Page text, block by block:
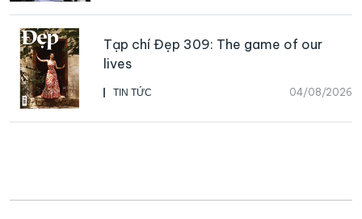
TIN TỨC 04/08/2026
Tạp chí Đẹp 309: The game of our
lives